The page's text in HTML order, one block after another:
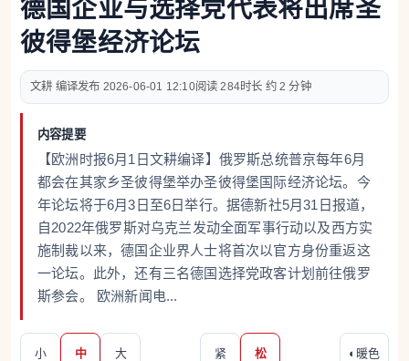
德国企业与选择党代表将出席圣
彼得堡经济论坛
文耕 编译 2026-06-01 12:10 284 约 2 分钟
内容提要
【欧洲时报6月1日文耕编译】俄罗斯总统普京每年6月
都会在其家乡圣彼得堡举办圣彼得堡国际经济论坛。今
年论坛将于6月3日至6日举行。据德新社5月31日报道，
自2022年俄罗斯对乌克兰发动全面军事行动以及西方实
施制裁以来，德国企业界人士将首次以官方身份重返这
一论坛。此外，还有三名德国选择党政客计划前往俄罗
斯参会。 欧洲新闻电...
小 中 大 紧 松 ◐ 暖色